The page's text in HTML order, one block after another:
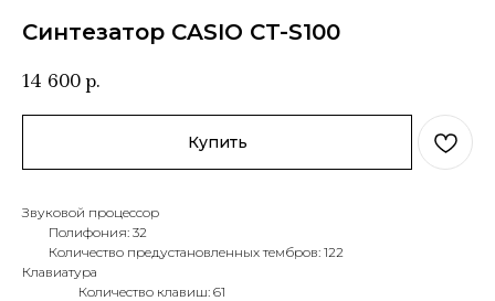
Синтезатор CASIO CT-S100
14 600р.
Купить
Звуковой процессор
Полифония: 32
Количество предустановленных тембров: 122
Клавиатура
Количество клавиш: 61